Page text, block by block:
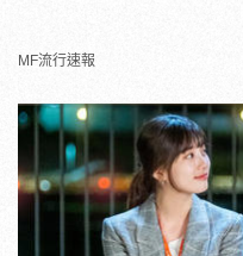
MF流行速報